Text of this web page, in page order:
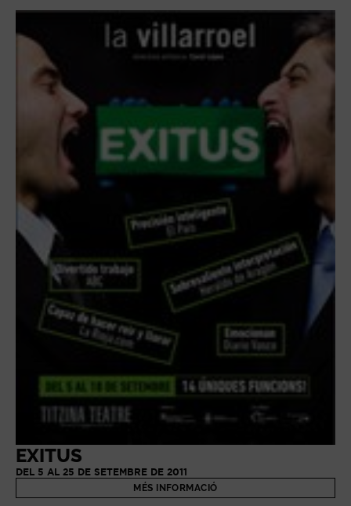
EXITUS
DEL 5 AL 25 DE SETEMBRE DE 2011
MÉS INFORMACIÓ